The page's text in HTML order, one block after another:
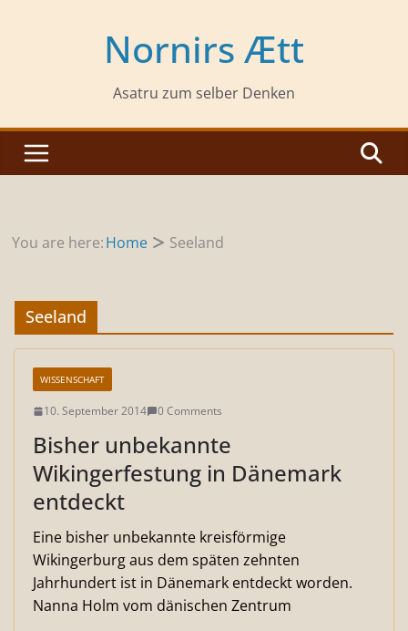
Nornirs Ætt
Asatru zum selber Denken
You are here:Home Seeland
Seeland
WISSENSCHAFT
10. September 2014 0 Comments
Bisher unbekannte
Wikingerfestung in Dänemark
entdeckt
Eine bisher unbekannte kreisförmige
Wikingerburg aus dem späten zehnten
Jahrhundert ist in Dänemark entdeckt worden.
Nanna Holm vom dänischen Zentrum